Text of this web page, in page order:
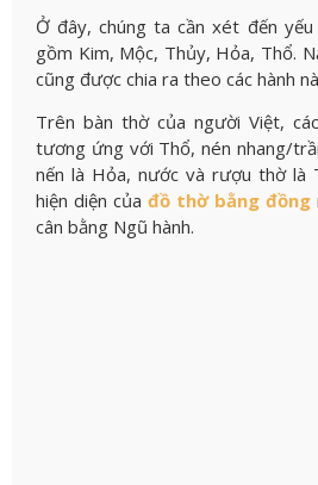
Ở đây, chúng ta cần xét đến
gồm Kim, Mộc, Thủy, Hỏa, Thổ.
cũng được chia ra theo các hành
Trên bàn thờ của người Việt,
tương ứng với Thổ, nén nhang/
nến là Hỏa, nước và rượu thờ là
hiện diện của đồ thờ bằng đồng
cân bằng Ngũ hành.